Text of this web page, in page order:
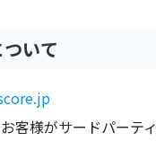
いて
客様がサードパーテ